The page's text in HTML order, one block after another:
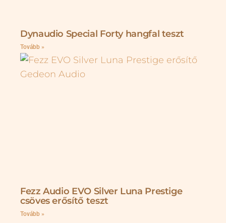
Dynaudio Special Forty hangfal teszt
Tovább »
Fezz Audio EVO Silver Luna Prestige
csöves erősítő teszt
Tovább »